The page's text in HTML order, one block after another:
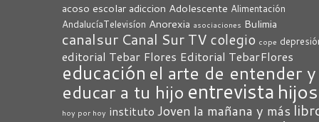
acoso escolar adiccion Adolescente Alimentación
AndalucíaTelevisíon Anorexia asociaciones Bulimia
canalsur Canal Sur TV colegio cope
editorial Tebar Flores Editorial TebarFlores
educación el arte de entender y
educar a tu hijo entrevista hijos
hoy por hoy instituto Joven la mañana y más